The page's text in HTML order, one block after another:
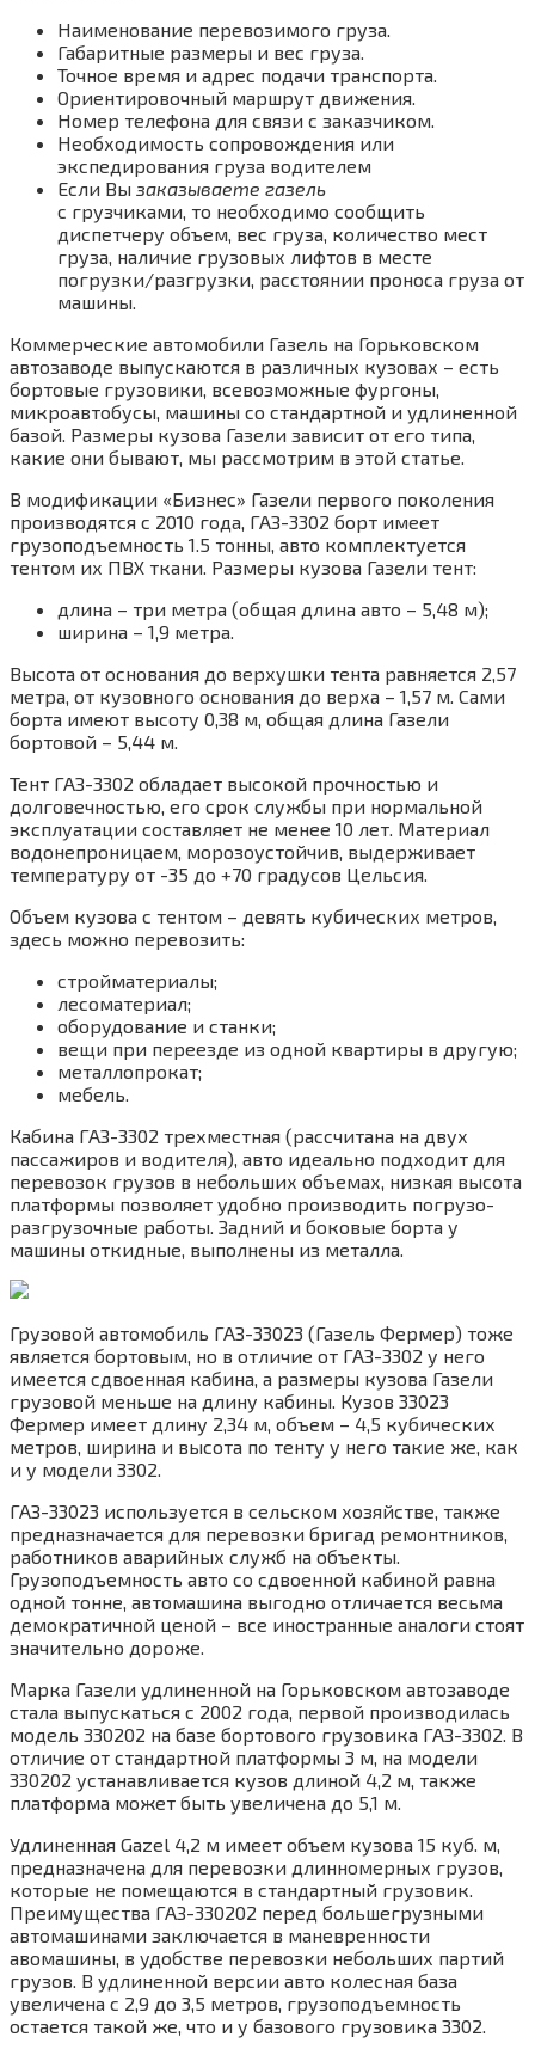
Наименование перевозимого груза.
Габаритные размеры и вес груза.
Точное время и адрес подачи транспорта.
Ориентировочный маршрут движения.
Номер телефона для связи с заказчиком.
Необходимость сопровождения или
экспедирования груза водителем
Если Вы заказываете газель
с грузчиками, то необходимо сообщить
диспетчеру объем, вес груза, количество мест
груза, наличие грузовых лифтов в месте
погрузки/разгрузки, расстоянии проноса груза от
машины.
Коммерческие автомобили Газель на Горьковском
автозаводе выпускаются в различных кузовах – есть
бортовые грузовики, всевозможные фургоны,
микроавтобусы, машины со стандартной и удлиненной
базой. Размеры кузова Газели зависит от его типа,
какие они бывают, мы рассмотрим в этой статье.
В модификации «Бизнес» Газели первого поколения
производятся с 2010 года, ГАЗ-3302 борт имеет
грузоподъемность 1.5 тонны, авто комплектуется
тентом их ПВХ ткани. Размеры кузова Газели тент:
длина – три метра (общая длина авто – 5,48 м);
ширина – 1,9 метра.
Высота от основания до верхушки тента равняется 2,57
метра, от кузовного основания до верха – 1,57 м. Сами
борта имеют высоту 0,38 м, общая длина Газели
бортовой – 5,44 м.
Тент ГАЗ-3302 обладает высокой прочностью и
долговечностью, его срок службы при нормальной
эксплуатации составляет не менее 10 лет. Материал
водонепроницаем, морозоустойчив, выдерживает
температуру от -35 до +70 градусов Цельсия.
Объем кузова с тентом – девять кубических метров,
здесь можно перевозить:
стройматериалы;
лесоматериал;
оборудование и станки;
вещи при переезде из одной квартиры в другую;
металлопрокат;
мебель.
Кабина ГАЗ-3302 трехместная (рассчитана на двух
пассажиров и водителя), авто идеально подходит для
перевозок грузов в небольших объемах, низкая высота
платформы позволяет удобно производить погрузо-
разгрузочные работы. Задний и боковые борта у
машины откидные, выполнены из металла.
Грузовой автомобиль ГАЗ-33023 (Газель Фермер) тоже
является бортовым, но в отличие от ГАЗ-3302 у него
имеется сдвоенная кабина, а размеры кузова Газели
грузовой меньше на длину кабины. Кузов 33023
Фермер имеет длину 2,34 м, объем – 4,5 кубических
метров, ширина и высота по тенту у него такие же, как
и у модели 3302.
ГАЗ-33023 используется в сельском хозяйстве, также
предназначается для перевозки бригад ремонтников,
работников аварийных служб на объекты.
Грузоподъемность авто со сдвоенной кабиной равна
одной тонне, автомашина выгодно отличается весьма
демократичной ценой – все иностранные аналоги стоят
значительно дороже.
Марка Газели удлиненной на Горьковском автозаводе
стала выпускаться с 2002 года, первой производилась
модель 330202 на базе бортового грузовика ГАЗ-3302. В
отличие от стандартной платформы 3 м, на модели
330202 устанавливается кузов длиной 4,2 м, также
платформа может быть увеличена до 5,1 м.
Удлиненная Gazel 4,2 м имеет объем кузова 15 куб. м,
предназначена для перевозки длинномерных грузов,
которые не помещаются в стандартный грузовик.
Преимущества ГАЗ-330202 перед большегрузными
автомашинами заключается в маневренности
авомашины, в удобстве перевозки небольших партий
грузов. В удлиненной версии авто колесная база
увеличена с 2,9 до 3,5 метров, грузоподъемность
остается такой же, что и у базового грузовика 3302.